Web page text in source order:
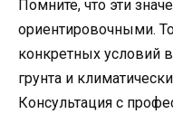
Помните, что эти
ориентировочными.
конкретных условий
грунта и
Консультация с